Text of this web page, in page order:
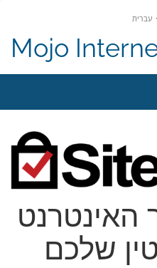
Mojo
האינטרנט
שלכם